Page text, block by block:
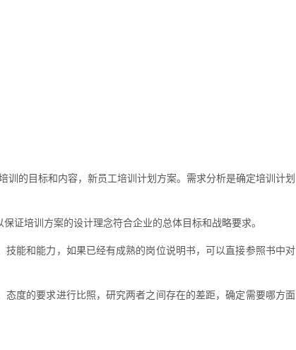
的目标和内容，新员工培训计划方案。需求分析是确定培训计划
证培训方案的设计理念符合企业的总体目标和战略要求。
能和能力，如果已经有成熟的岗位说明书，可以直接参照书中对
度的要求进行比照，研究两者之间存在的差距，确定需要哪方面